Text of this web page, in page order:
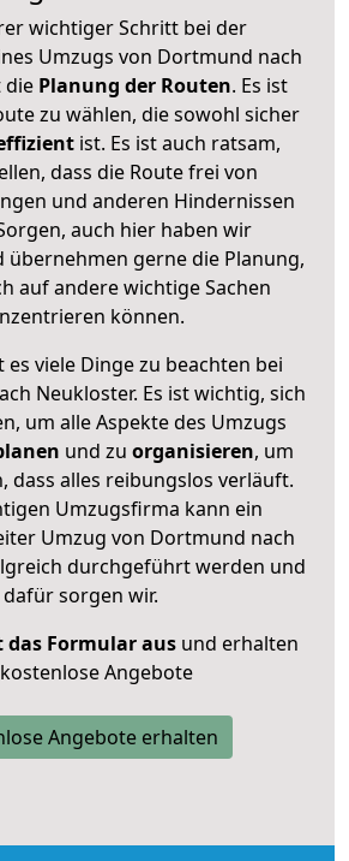
wichtiger Schritt bei der
Umzugs von Dortmund nach
diePlanung der Routen. Es ist
zu wählen, die sowohl sicher
ist. Es ist auch ratsam,
dass die Route frei von
und anderen Hindernissen
auch hier haben wir
übernehmen gerne die Planung,
auf andere wichtige Sachen
können.
es viele Dinge zu beachten bei
Neukloster. Es ist wichtig, sich
um alle Aspekte des Umzugs
und zu organisieren, um
dass alles reibungslos verläuft.
Umzugsfirma kann ein
Umzug von Dortmund nach
durchgeführt werden und
dafür sorgen wir.
das Formular ausund erhalten
Angebote
Angebote erhalten